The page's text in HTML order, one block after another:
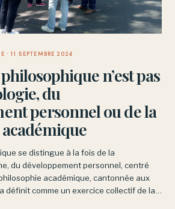
· 11 SEPTEMBRE 2024
n’est pas
du
personnel ou de la
se distingue à la fois de la
du développement personnel, centré
académique, cantonnée aux
définit comme un exercice collectif de la